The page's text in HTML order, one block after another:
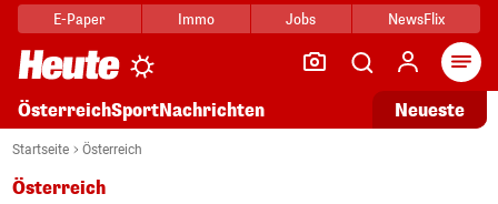
E-Paper Immo Jobs NewsFlix
ÖsterreichSportNachrichten Neueste
Startseite Österreich
Österreich